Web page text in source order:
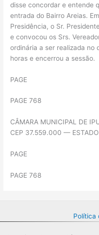
disse concordar e entende
entrada do Bairro Areias.
Presidência, o Sr.
e convocou os Srs.
ordinária a ser realizada no
horas e encerrou a sessão.
PAGE
PAGE 768
CÂMARA MUNICIPAL DE
CEP 37.559.000 — ESTADO
PAGE
PAGE 768
Política